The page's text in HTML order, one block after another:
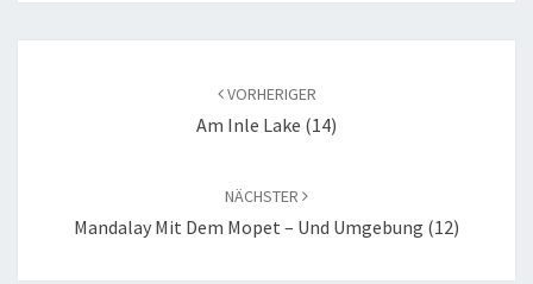
VORHERIGER
Am Inle Lake (14)
NÄCHSTER
Mandalay Mit Dem Mopet – Und Umgebung (12)